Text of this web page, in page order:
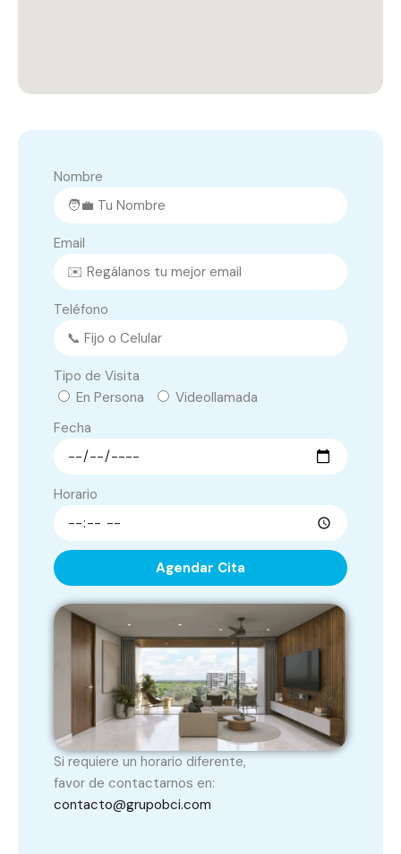
Nombre
Email
Teléfono
Tipo de Visita
En Persona
Videollamada
Fecha
Horario
Agendar Cita
Si requiere un horario diferente,
favor de contactarnos en:
contacto@grupobci.com